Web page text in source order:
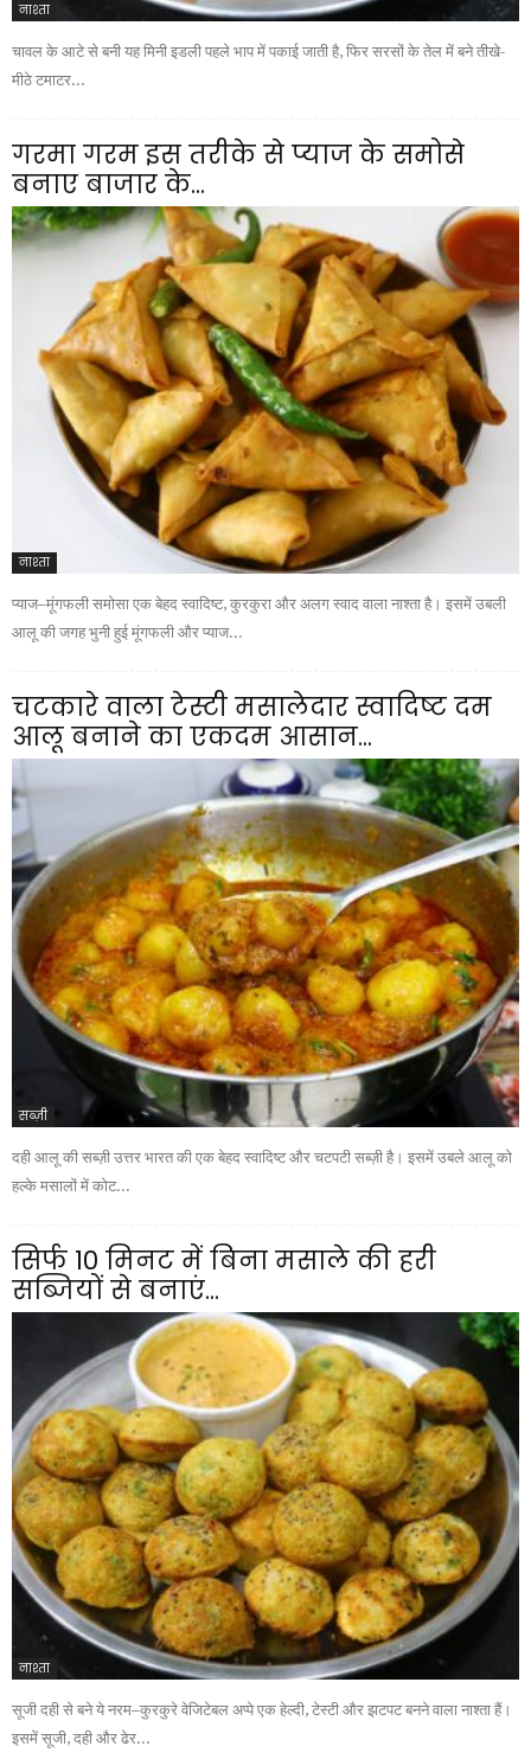
नाश्ता
चावल के आटे से बनी यह मिनी इडली पहले भाप में पकाई जाती है, फिर सरसों के तेल में बने तीखे-
मीठे टमाटर...
गरमा गरम इस तरीके से प्याज के समोसे
बनाए बाजार के...
नाश्ता
प्याज–मूंगफली समोसा एक बेहद स्वादिष्ट, कुरकुरा और अलग स्वाद वाला नाश्ता है। इसमें उबली
आलू की जगह भुनी हुई मूंगफली और प्याज...
चटकारे वाला टेस्टी मसालेदार स्वादिष्ट दम
आलू बनाने का एकदम आसान...
सब्ज़ी
दही आलू की सब्ज़ी उत्तर भारत की एक बेहद स्वादिष्ट और चटपटी सब्ज़ी है। इसमें उबले आलू को
हल्के मसालों में कोट...
सिर्फ 10 मिनट में बिना मसाले की हरी
सब्जियों से बनाएं...
नाश्ता
सूजी दही से बने ये नरम–कुरकुरे वेजिटेबल अप्पे एक हेल्दी, टेस्टी और झटपट बनने वाला नाश्ता हैं।
इसमें सूजी, दही और ढेर...